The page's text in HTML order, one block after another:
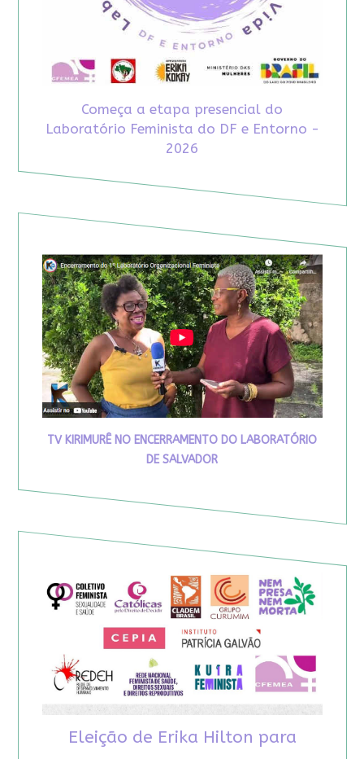
Começa a etapa presencial do
Laboratório Feminista do DF e Entorno -
2026
TV KIRIMURÊ NO ENCERRAMENTO DO LABORATÓRIO
DE SALVADOR
Eleição de Erika Hilton para